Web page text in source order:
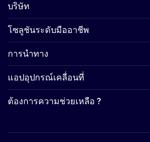
บริษัท
โซลูชันระดับมืออาชีพ
การนำทาง
แอปอุปกรณ์เคลื่อนที่
ต้องการความช่วยเหลือ ?